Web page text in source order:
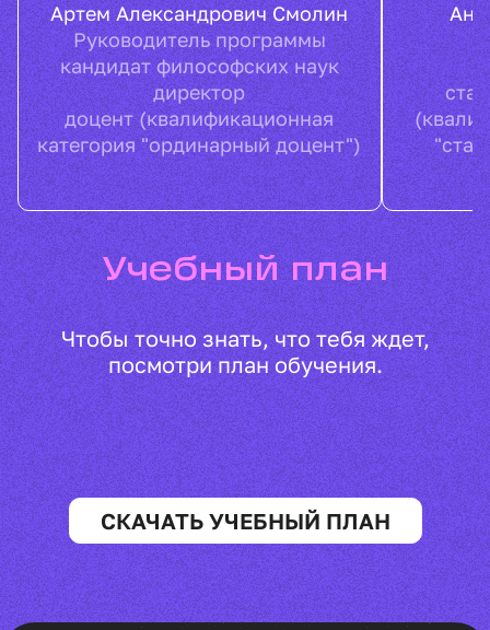
АртемАлександровичСмолин
Руководитель программы
кандидат философских наук
директор
доцент (квалификационная
категория "ординарный доцент")
Учебный план
Чтобы точно знать, что тебя ждет,
посмотри план обучения.
СКАЧАТЬ УЧЕБНЫЙ ПЛАН